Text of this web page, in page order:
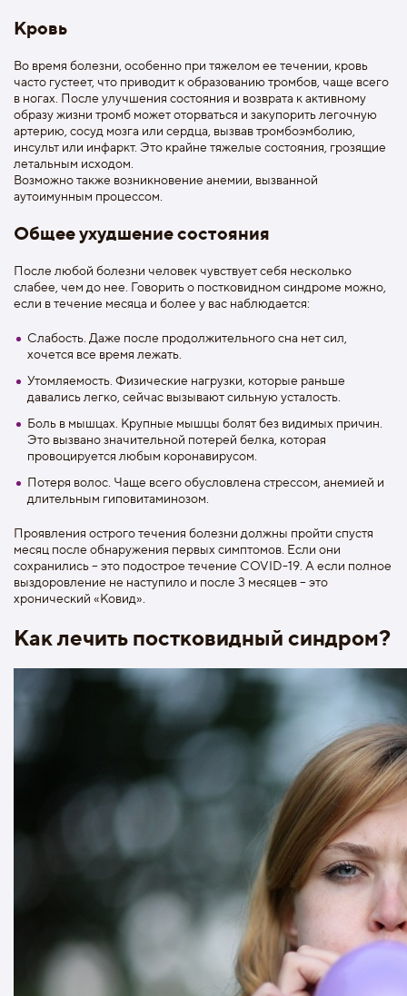
Кровь
Во время болезни, особенно при тяжелом ее течении, кровь
часто густеет, что приводит к образованию тромбов, чаще всего
в ногах. После улучшения состояния и возврата к активному
образу жизни тромб может оторваться и закупорить легочную
артерию, сосуд мозга или сердца, вызвав тромбоэмболию,
инсульт или инфаркт. Это крайне тяжелые состояния, грозящие
летальным исходом.
Возможно также возникновение анемии, вызванной
аутоимунным процессом.
Общее ухудшение состояния
После любой болезни человек чувствует себя несколько
слабее, чем до нее. Говорить о постковидном синдроме можно,
если в течение месяца и более у вас наблюдается:
Слабость. Даже после продолжительного сна нет сил,
хочется все время лежать.
Утомляемость. Физические нагрузки, которые раньше
давались легко, сейчас вызывают сильную усталость.
Боль в мышцах. Крупные мышцы болят без видимых причин.
Это вызвано значительной потерей белка, которая
провоцируется любым коронавирусом.
Потеря волос. Чаще всего обусловлена стрессом, анемией и
длительным гиповитаминозом.
Проявления острого течения болезни должны пройти спустя
месяц после обнаружения первых симптомов. Если они
сохранились – это подострое течение COVID-19. А если полное
выздоровление не наступило и после 3 месяцев – это
хронический «Ковид».
Как лечить постковидный синдром?